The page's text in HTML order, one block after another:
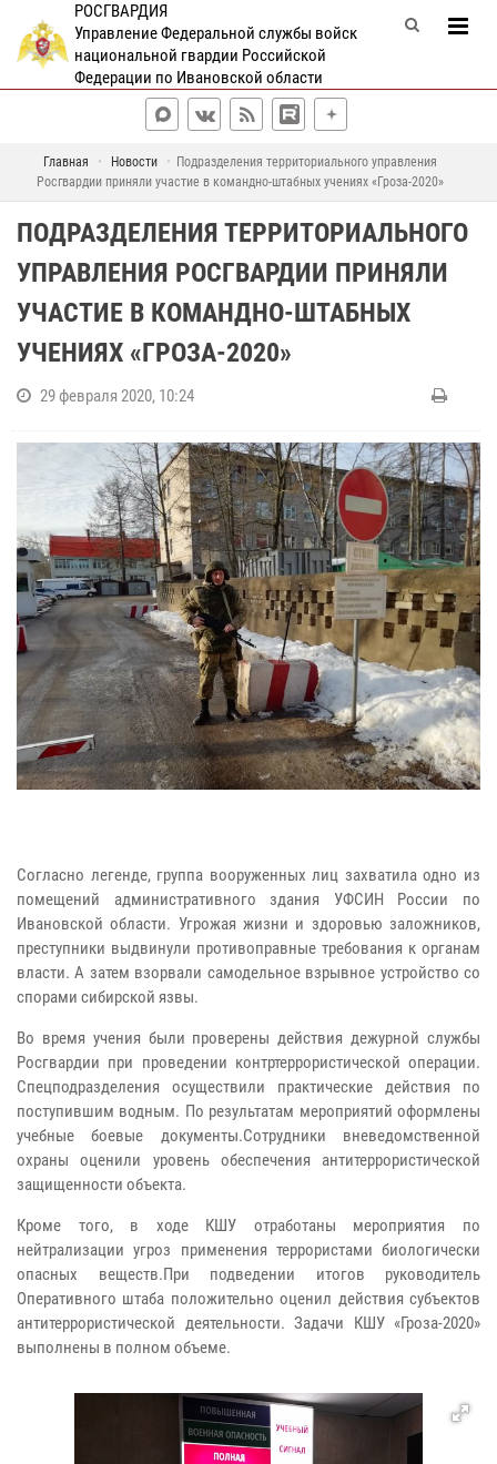
РОСГВАРДИЯ
Управление Федеральной службы войск
национальной гвардии Российской
Федерации по Ивановской области
Главная Новости
Подразделения территориального управления
Росгвардии приняли участие в командно-штабных учениях «Гроза-2020»
ПОДРАЗДЕЛЕНИЯ ТЕРРИТОРИАЛЬНОГО
УПРАВЛЕНИЯ РОСГВАРДИИ ПРИНЯЛИ
УЧАСТИЕ В КОМАНДНО-ШТАБНЫХ
УЧЕНИЯХ «ГРОЗА-2020»
29 февраля 2020, 10:24
Согласно легенде, группа вооруженных лиц захватила одно из
помещений административного здания УФСИН России по
Ивановской области. Угрожая жизни и здоровью заложников,
преступники выдвинули противоправные требования к органам
власти. А затем взорвали самодельное взрывное устройство со
спорами сибирской язвы.
Во время учения были проверены действия дежурной службы
Росгвардии при проведении контртеррористической операции.
Спецподразделения осуществили практические действия по
поступившим водным. По результатам мероприятий оформлены
учебные боевые документы.Сотрудники вневедомственной
охраны оценили уровень обеспечения антитеррористической
защищенности объекта.
Кроме того, в ходе КШУ отработаны мероприятия по
нейтрализации угроз применения террористами биологически
опасных веществ.При подведении итогов руководитель
Оперативного штаба положительно оценил действия субъектов
антитеррористической деятельности. Задачи КШУ «Гроза-2020»
выполнены в полном объеме.